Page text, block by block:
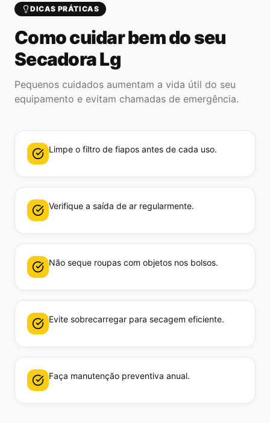
DICAS PRÁTICAS
Como cuidar bem do seu
Secadora Lg
Pequenos cuidados aumentam a vida útil do seu
equipamento e evitam chamadas de emergência.
Limpe o filtro de fiapos antes de cada uso.
Verifique a saída de ar regularmente.
Não seque roupas com objetos nos bolsos.
Evite sobrecarregar para secagem eficiente.
Faça manutenção preventiva anual.